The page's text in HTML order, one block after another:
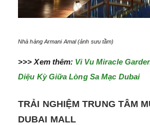
Nhà hàng Armani Amal (ảnh sưu tầm)
>>> Xem thêm: Vi Vu Miracle
Diệu Kỳ Giữa Lòng Sa Mạc Dubai
TRẢI NGHIỆM TRUNG TÂM
DUBAI MALL